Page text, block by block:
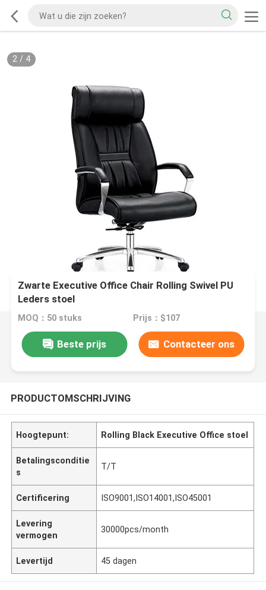
2/ 4
Zwarte Executive Office Chair Rolling Swivel PU
Leders stoel
MOQ：50 stuks Prijs：$107
Beste prijs Contacteer ons
PRODUCTOMSCHRIJVING
Hoogtepunt: Rolling Black Executive Office stoel
Betalingsconditie
s
T/T
Certificering ISO9001,ISO14001,ISO45001
Levering
vermogen
30000pcs/month
Levertijd 45 dagen